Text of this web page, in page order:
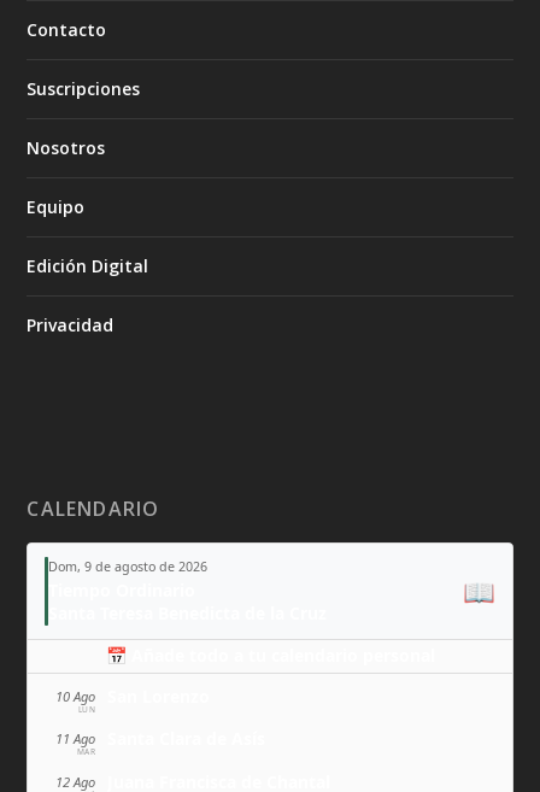
Contacto
Suscripciones
Nosotros
Equipo
Edición Digital
Privacidad
CALENDARIO
Dom, 9 de agosto de 2026
📖
📅 Añade todo a tu calendario personal
10 Ago
LUN
11 Ago
MAR
12 Ago